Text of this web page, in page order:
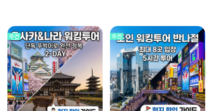
오사카원데이투어,
뚜벅이여행, 오사카뚜벅이,
소규모투어, 일본가이드투어,
오사카코스추천, 가자고투어